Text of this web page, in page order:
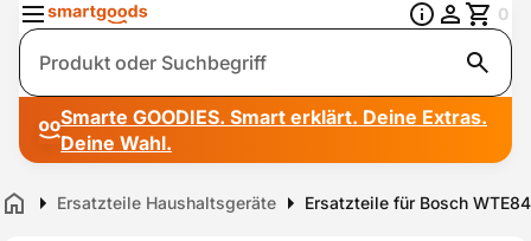
Suche
0
Smarte GOODIES. Smart erklärt. Deine Extras.
Deine Wahl.
Home Ersatzteile Haushaltsgeräte Ersatzteile für Bosch